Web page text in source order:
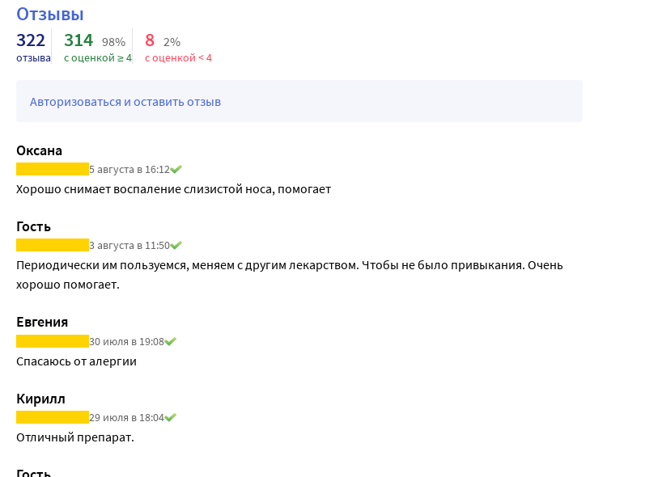
Отзывы
322
отзыва
314 98%
с оценкой ≥ 4
8 2%
с оценкой < 4
Авторизоваться и оставить отзыв
Оксана
5 августа в 16:12
Хорошо снимает воспаление слизистой носа, помогает
Гость
3 августа в 11:50
Периодически им пользуемся, меняем с другим лекарством. Чтобы не было привыкания. Очень
хорошо помогает.
Евгения
30 июля в 19:08
Спасаюсь от алергии
Кирилл
29 июля в 18:04
Отличный препарат.